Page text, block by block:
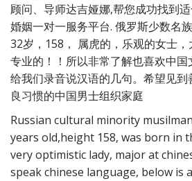
顾问、导师达吉娅娜,帮您成功找到
婚姻一对一服务平台. 俄罗斯少数名
32岁，158， 属虎的，乐观的女士
专业的！！所以非常了解也喜欢中
给我们录音说汉语的几句。希望见
良习惯的中国男士组织家庭
Russian cultural minority
years old,height 158, was born in
very optimistic lady, major at
speak chinese language, below is